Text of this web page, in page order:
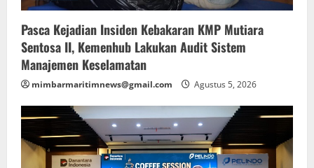
Pasca Kejadian Insiden Kebakaran KMP Mutiara
Sentosa II, Kemenhub Lakukan Audit Sistem
Manajemen Keselamatan
mimbarmaritimnews@gmail.com Agustus 5, 2026